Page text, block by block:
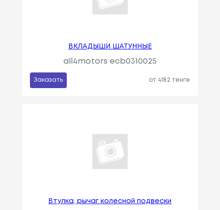
ВКЛАДЫШИ ШАТУННЫЕ
all4motors ecb0310025
Заказать от 4182 тенге
Втулка, рычаг колесной подвески